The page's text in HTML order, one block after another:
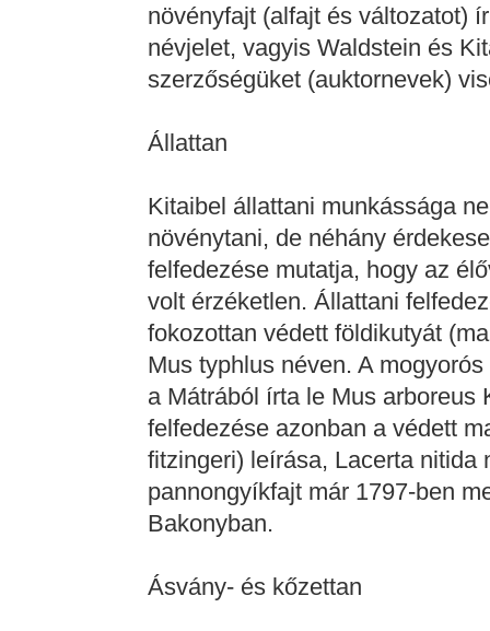
növényfajt (alfajt és változatot)
névjelet, vagyis Waldstein és
szerzőségüket (auktornevek)
Állattan
Kitaibel állattani munkássága
növénytani, de néhány
felfedezése mutatja, hogy az
volt érzéketlen. Állattani
fokozottan védett földikutyát
Mus typhlus néven. A
a Mátrából írta le Mus arboreus
felfedezése azonban a védett
fitzingeri) leírása, Lacerta nitida
pannongyíkfajt már 1797-ben
Bakonyban.
Ásvány- és kőzettan